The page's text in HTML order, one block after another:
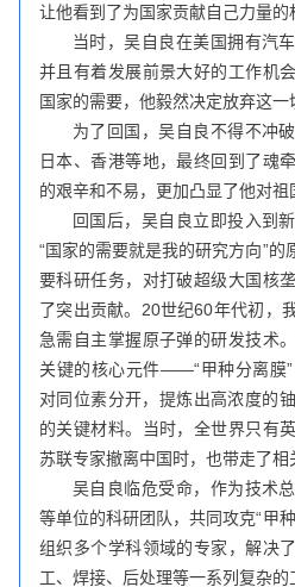
让他看到了为国家贡献自己力量的
当时，吴自良在美国拥有汽
并且有着发展前景大好的工作机
国家的需要，他毅然决定放弃这一
为了回国，吴自良不得不冲
日本、香港等地，最终回到了魂
的艰辛和不易，更加凸显了他对祖
回国后，吴自良立即投入到
“国家的需要就是我的研究方向”
要科研任务，对打破超级大国核
了突出贡献。20世纪60年代初，
急需自主掌握原子弹的研发技术
关键的核心元件——“甲种分离膜
对同位素分开，提炼出高浓度的
的关键材料。当时，全世界只有
苏联专家撤离中国时，也带走了相
吴自良临危受命，作为技术
等单位的科研团队，共同攻克“甲
组织多个学科领域的专家，解决
工、焊接、后处理等一系列复杂的